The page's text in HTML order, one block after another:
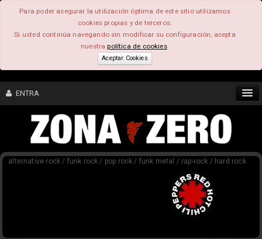
Para poder asegurar la utilización óptima de este sitio utilizamos
cookies propias y de terceros.
Si usted continúa navegando sin modificar su configuración, acepta
nuestrapolítica de cookies.
Aceptar Cookies
ENTRA
CONTENIDO
alternative rock / funk rock / pop rock / funk metal / rap-rock / hard rock